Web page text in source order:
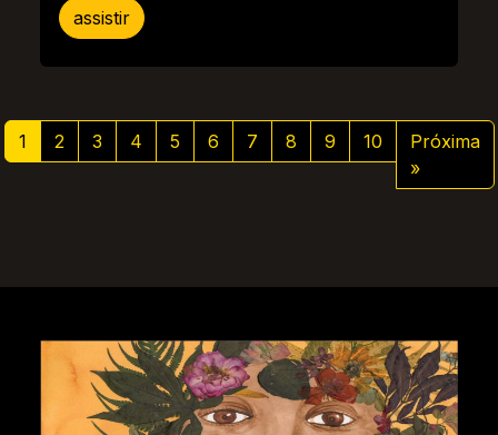
assistir
1 2 3 4 5 6 7 8 9 10
Próxima
»